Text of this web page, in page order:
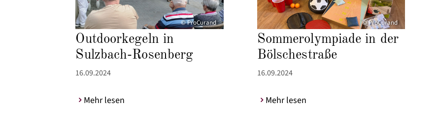
© ProCurand
Outdoorkegeln in
Sulzbach-Rosenberg
16.09.2024
Mehr lesen
© ProCurand
Sommerolympiade in der
Bölschestraße
16.09.2024
Mehr lesen